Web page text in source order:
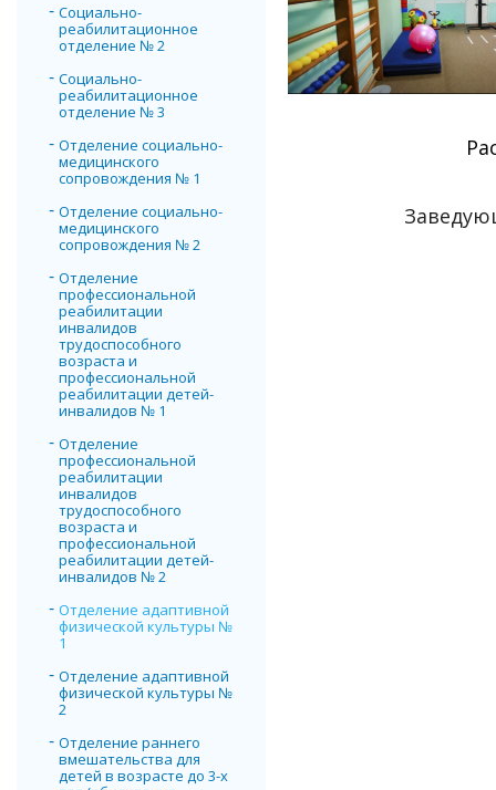
Социально-
реабилитационное
отделение № 2
Социально-
реабилитационное
отделение № 3
Отделение социально-
медицинского
сопровождения № 1
Отделение социально-
медицинского
сопровождения № 2
Отделение
профессиональной
реабилитации
инвалидов
трудоспособного
возраста и
профессиональной
реабилитации детей-
инвалидов № 1
Отделение
профессиональной
реабилитации
инвалидов
трудоспособного
возраста и
профессиональной
реабилитации детей-
инвалидов № 2
Отделение адаптивной
физической культуры №
1
Отделение адаптивной
физической культуры №
2
Отделение раннего
вмешательства для
детей в возрасте до 3-х